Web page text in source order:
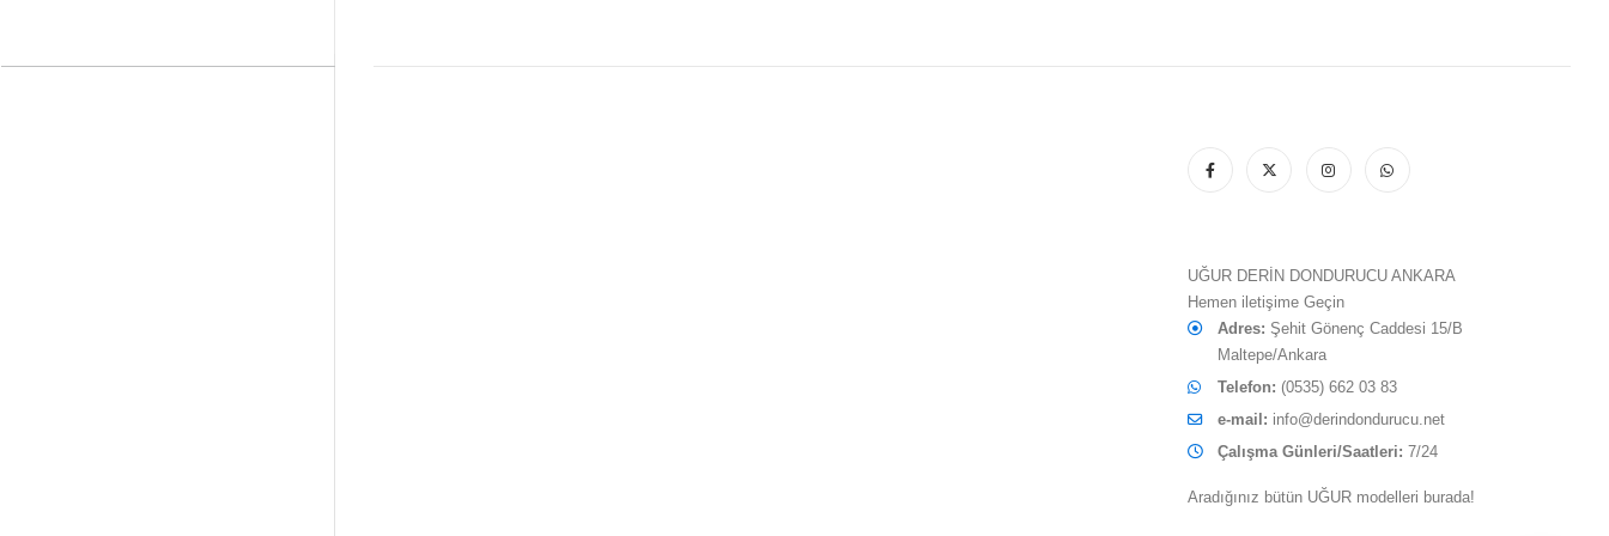
UĞUR DERİN DONDURUCU ANKARA
Hemen iletişime Geçin
Adres: Şehit Gönenç Caddesi 15/B
Maltepe/Ankara
Telefon: (0535) 662 03 83
e-mail: info@derindondurucu.net
Çalışma Günleri/Saatleri: 7/24
Aradığınız bütün UĞUR modelleri burada!